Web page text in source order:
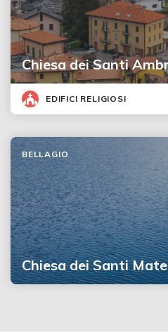
Chiesa dei Santi
EDIFICI RELIGIOSI
Chiesa dei Santi
BELLAGIO